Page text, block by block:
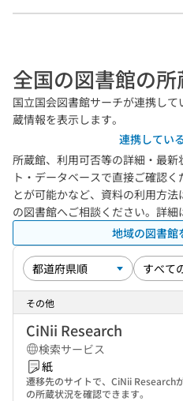
全国の図書館の所
国立国会図書館サーチが連携し
蔵情報を表示します。
連携してい
所蔵館、利用可否等の詳細・最
ト・データベースで直接ご確認
とが可能かなど、資料の利用方
の図書館へご相談ください。詳細
地域の図書館
その他
CiNii Research
検索サービス
紙
遷移先のサイトで、CiNii Research
の所蔵状況を確認できます。